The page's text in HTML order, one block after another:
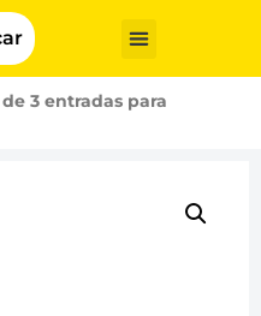
3 entradas para